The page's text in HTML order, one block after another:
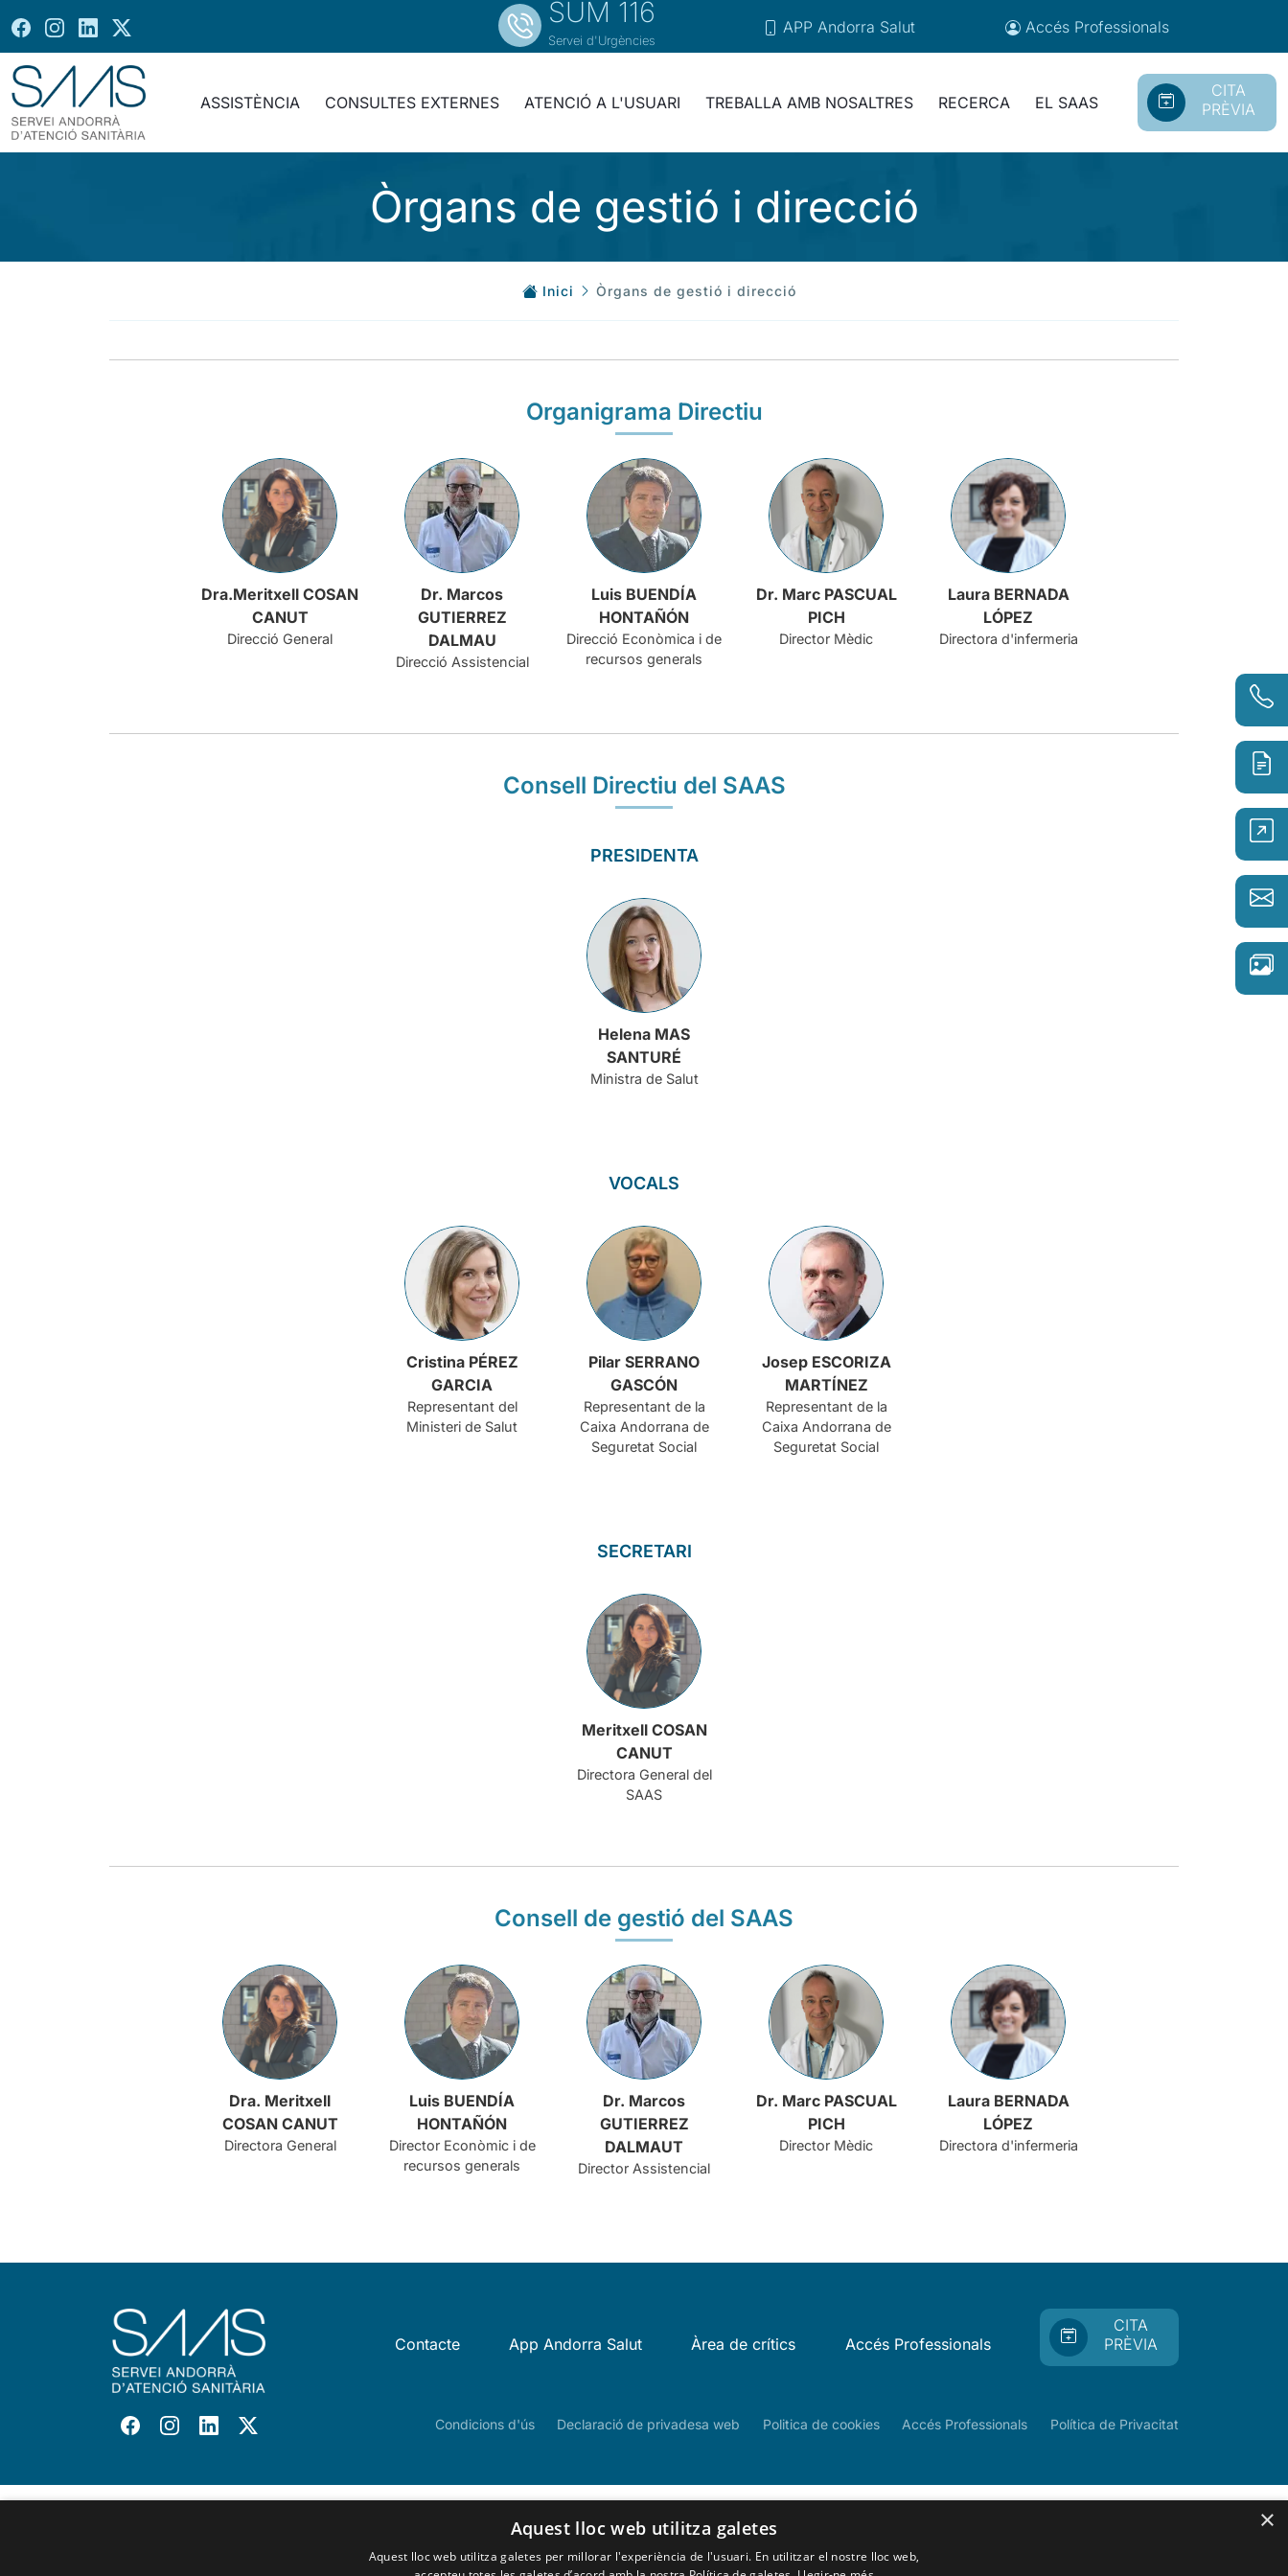
SUM 116
Servei d'Urgències
APP Andorra Salut Accés Professionals
ASSISTÈNCIA CONSULTES EXTERNES ATENCIÓ A L'USUARI TREBALLA AMB NOSALTRES RECERCA EL SAAS
CITA
PRÈVIA
Òrgans de gestió i direcció
Inici Òrgans de gestió i direcció
Organigrama Directiu
Dra.Meritxell COSAN
CANUT
Direcció General
Dr. Marcos
GUTIERREZ
DALMAU
Direcció Assistencial
Luis BUENDÍA
HONTAÑÓN
Direcció Econòmica i de
recursos generals
Dr. Marc PASCUAL
PICH
Director Mèdic
Laura BERNADA
LÓPEZ
Directora d'infermeria
Consell Directiu del SAAS
PRESIDENTA
Helena MAS
SANTURÉ
Ministra de Salut
VOCALS
Cristina PÉREZ
GARCIA
Representant del
Ministeri de Salut
Pilar SERRANO
GASCÓN
Representant de la
Caixa Andorrana de
Seguretat Social
Josep ESCORIZA
MARTÍNEZ
Representant de la
Caixa Andorrana de
Seguretat Social
SECRETARI
Meritxell COSAN
CANUT
Directora General del
SAAS
Consell de gestió del SAAS
Dra. Meritxell
COSAN CANUT
Directora General
Luis BUENDÍA
HONTAÑÓN
Director Econòmic i de
recursos generals
Dr. Marcos
GUTIERREZ
DALMAUT
Director Assistencial
Dr. Marc PASCUAL
PICH
Director Mèdic
Laura BERNADA
LÓPEZ
Directora d'infermeria
Contacte App Andorra Salut Àrea de crítics Accés Professionals
CITA
PRÈVIA
Condicions d'ús Declaració de privadesa web Politica de cookies Accés Professionals Política de Privacitat
×
Aquest lloc web utilitza galetes
Aquest lloc web utilitza galetes per millorar l'experiència de l'usuari. En utilitzar el nostre lloc web,